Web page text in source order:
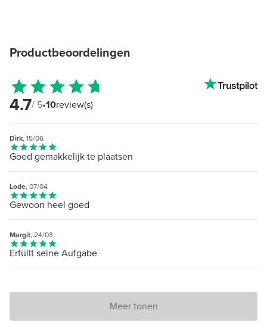
Productbeoordelingen
4.7/ 5•10review(s)
Dirk, 15/06
Goed gemakkelijk te plaatsen
Lode, 07/04
Gewoon heel goed
Margit, 24/03
Erfüllt seine Aufgabe
Meer tonen